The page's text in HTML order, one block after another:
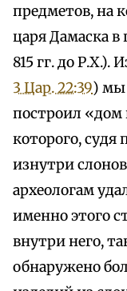
предметов, на
царя Дамаска в
815 гг. до Р.Х.).
3 Цар. 22:39) мы
построил «дом
которого, судя
изнутри
археологам
именно этого
внутри него,
обнаружено